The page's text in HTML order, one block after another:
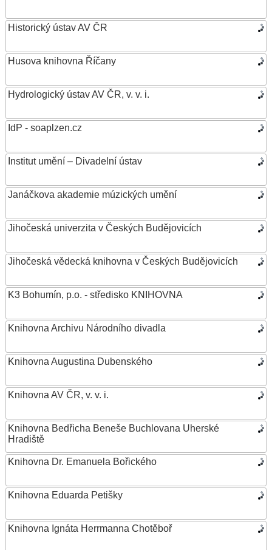
Historický ústav AV ČR
Husova knihovna Říčany
Hydrologický ústav AV ČR, v. v. i.
IdP - soaplzen.cz
Institut umění – Divadelní ústav
Janáčkova akademie múzických umění
Jihočeská univerzita v Českých Budějovicích
Jihočeská vědecká knihovna v Českých Budějovicích
K3 Bohumín, p.o. - středisko KNIHOVNA
Knihovna Archivu Národního divadla
Knihovna Augustina Dubenského
Knihovna AV ČR, v. v. i.
Knihovna Bedřicha Beneše Buchlovana Uherské
Hradiště
Knihovna Dr. Emanuela Bořického
Knihovna Eduarda Petišky
Knihovna Ignáta Herrmanna Chotěboř